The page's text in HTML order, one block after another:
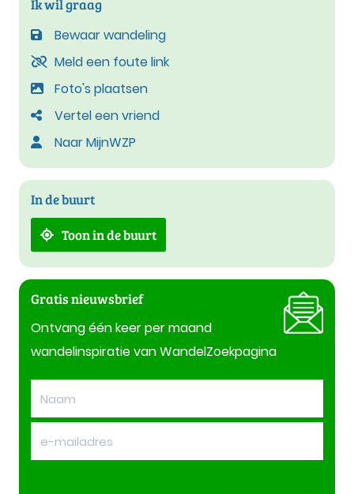
Ik wil graag
Bewaar wandeling
Meld een foute link
Foto's plaatsen
Vertel een vriend
Naar MijnWZP
In de buurt
Toon in de buurt
Gratis nieuwsbrief
Ontvang één keer per maand
wandelinspiratie van WandelZoekpagina